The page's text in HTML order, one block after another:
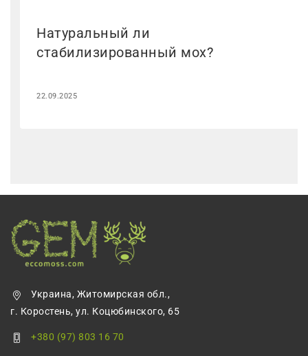
Натуральный ли
стабилизированный мох?
22.09.2025
Украина, Житомирская обл.,
г. Коростень, ул. Коцюбинского, 65
+380 (97) 803 16 70